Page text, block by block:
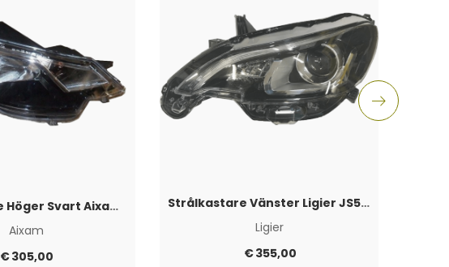
Strålkastare Höger Svart Aixam Vision 2014+
Aixam
€305,00
Strålkastare Vänster Ligier JS50 2017+
Ligier
€355,00